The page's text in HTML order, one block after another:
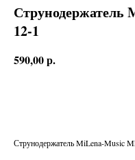
Струнодержатель
12-1
590,00р.
Струнодержатель MiLena-Music